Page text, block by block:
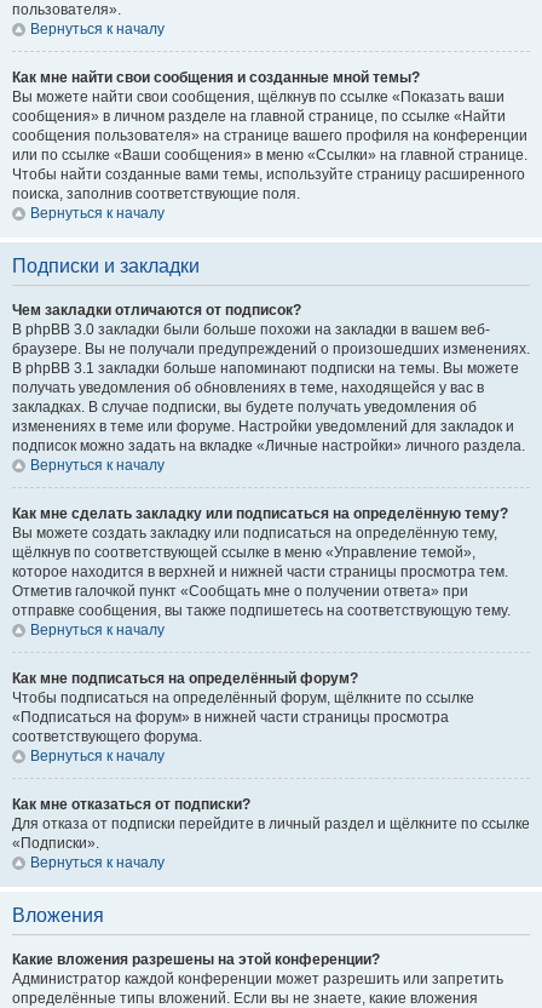
пользователя».
Вернуться к началу
Как мне найти свои сообщения и созданные мной темы?
Вы можете найти свои сообщения, щёлкнув по ссылке «Показать ваши
сообщения» в личном разделе на главной странице, по ссылке «Найти
сообщения пользователя» на странице вашего профиля на конференции
или по ссылке «Ваши сообщения» в меню «Ссылки» на главной странице.
Чтобы найти созданные вами темы, используйте страницу расширенного
поиска, заполнив соответствующие поля.
Вернуться к началу
Подписки и закладки
Чем закладки отличаются от подписок?
В phpBB 3.0 закладки были больше похожи на закладки в вашем веб-
браузере. Вы не получали предупреждений о произошедших изменениях.
В phpBB 3.1 закладки больше напоминают подписки на темы. Вы можете
получать уведомления об обновлениях в теме, находящейся у вас в
закладках. В случае подписки, вы будете получать уведомления об
изменениях в теме или форуме. Настройки уведомлений для закладок и
подписок можно задать на вкладке «Личные настройки» личного раздела.
Вернуться к началу
Как мне сделать закладку или подписаться на определённую тему?
Вы можете создать закладку или подписаться на определённую тему,
щёлкнув по соответствующей ссылке в меню «Управление темой»,
которое находится в верхней и нижней части страницы просмотра тем.
Отметив галочкой пункт «Сообщать мне о получении ответа» при
отправке сообщения, вы также подпишетесь на соответствующую тему.
Вернуться к началу
Как мне подписаться на определённый форум?
Чтобы подписаться на определённый форум, щёлкните по ссылке
«Подписаться на форум» в нижней части страницы просмотра
соответствующего форума.
Вернуться к началу
Как мне отказаться от подписки?
Для отказа от подписки перейдите в личный раздел и щёлкните по ссылке
«Подписки».
Вернуться к началу
Вложения
Какие вложения разрешены на этой конференции?
Администратор каждой конференции может разрешить или запретить
определённые типы вложений. Если вы не знаете, какие вложения